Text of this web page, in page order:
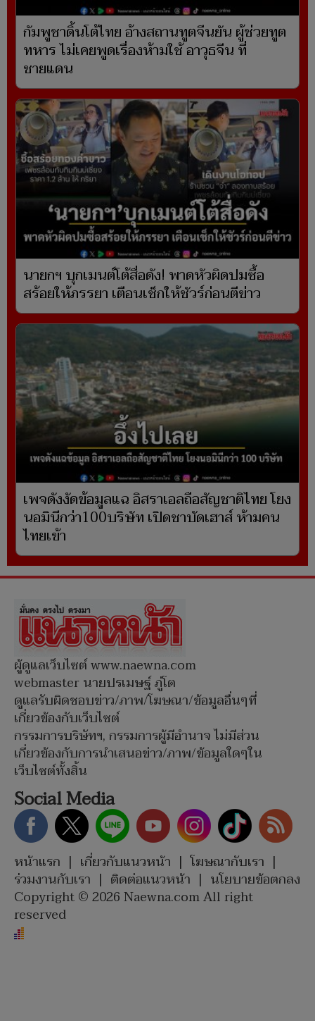
กัมพูชาดิ้นโต้ไทย อ้างสถานทูตจีนยัน ผู้ช่วยทูต
ทหาร ไม่เคยพูดเรื่องห้ามใช้ อาวุธจีน ที่
ชายแดน
นายกฯ บุกเมนต์โต้สื่อดัง! พาดหัวผิดปมซื้อ
สร้อยให้ภรรยา เตือนเช็กให้ชัวร์ก่อนตีข่าว
เพจดังงัดข้อมูลแฉ อิสราเอลถือสัญชาติไทย โยง
นอมินีกว่า100บริษัท เปิดชาบัดเฮาส์ ห้ามคน
ไทยเข้า
ผู้ดูแลเว็บไซต์ www.naewna.com
webmaster นายปรเมษฐ์ ภู่โต
ดูแลรับผิดชอบข่าว/ภาพ/โฆษณา/ข้อมูลอื่นๆที่
เกี่ยวข้องกับเว็บไซต์
กรรมการบริษัทฯ, กรรมการผู้มีอำนาจ ไม่มีส่วน
เกี่ยวข้องกับการนำเสนอข่าว/ภาพ/ข้อมูลใดๆใน
เว็บไซต์ทั้งสิ้น
Social Media
หน้าแรก | เกี่ยวกับแนวหน้า | โฆษณากับเรา |
ร่วมงานกับเรา | ติดต่อแนวหน้า | นโยบายข้อตกลง
Copyright © 2026 Naewna.com All right
reserved